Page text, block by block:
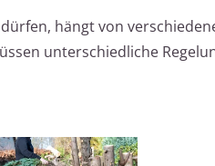
hängt von
unterschiedliche